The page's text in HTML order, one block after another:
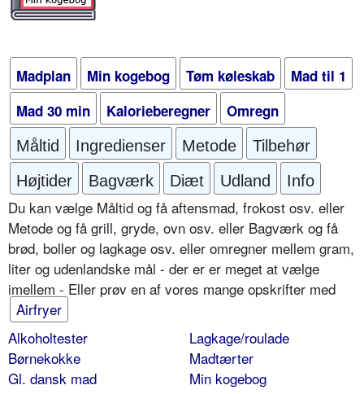
Madplan Min kogebog Tøm køleskab
Mad til 1
Mad 30 min
Kalorieberegner Omregn
Måltid Ingredienser Metode
Tilbehør
Højtider
Bagværk Diæt Udland Info
Du kan vælge Måltid og få aftensmad, frokost osv. eller
Metode og få grill, gryde, ovn osv. eller Bagværk og få
brød, boller og lagkage osv. eller omregner mellem gram,
liter og udenlandske mål - der er er meget at vælge
imellem - Eller prøv en af vores mange opskrifter med
Airfryer
Alkoholtester
Børnekokke
Gl. dansk mad
Lagkage/roulade
Madtærter
Min kogebog